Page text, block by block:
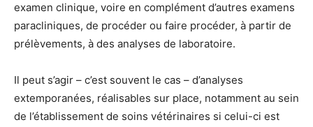
examen clinique, voire en complément d’autres examens
paracliniques, de procéder ou faire procéder, à partir de
prélèvements, à des analyses de laboratoire.
Il peut s’agir – c’est souvent le cas – d’analyses
extemporanées, réalisables sur place, notamment au sein
de l’établissement de soins vétérinaires si celui-ci est